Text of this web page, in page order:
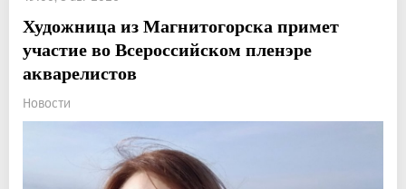
Художница из Магнитогорска примет
участие во Всероссийском пленэре
акварелистов
Новости